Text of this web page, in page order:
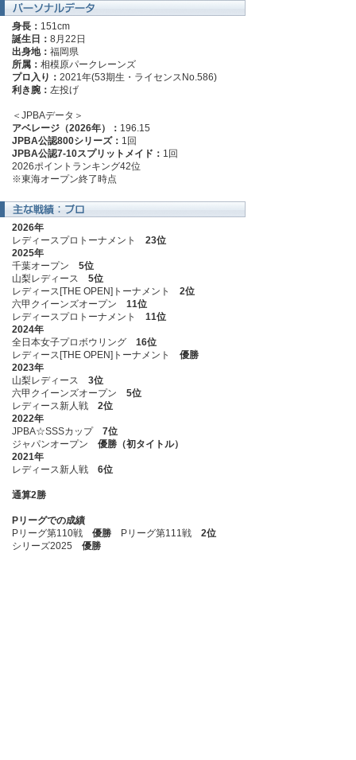
身長： 151cm
誕生日： 8月22日
出身地： 福岡県
所属： 相模原パークレーンズ
プロ入り： 2021年(53期生・ライセンスNo.586)
利き腕： 左投げ
＜JPBAデータ＞
アベレージ（2026年）： 196.15
JPBA公認800シリーズ： 1回
JPBA公認7-10スプリットメイド： 1回
2026ポイントランキング42位
※東海オープン終了時点
2026年
レディースプロトーナメント 23位
2025年
千葉オープン 5位
山梨レディース 5位
レディース[THE OPEN]トーナメント 2位
六甲クイーンズオープン 11位
レディースプロトーナメント 11位
2024年
全日本女子プロボウリング 16位
レディース[THE OPEN]トーナメント 優勝
2023年
山梨レディース 3位
六甲クイーンズオープン 5位
レディース新人戦 2位
2022年
JPBA☆SSSカップ 7位
ジャパンオープン 優勝（初タイトル）
2021年
レディース新人戦 6位
通算2勝
Pリーグでの成績
Pリーグ第110戦 優勝 Pリーグ第111戦 2位
シリーズ2025 優勝